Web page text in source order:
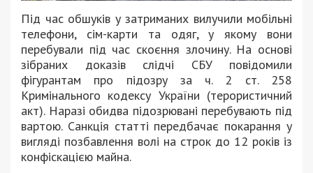
Під час обшуків у затриманих вилучили мобільні
телефони, сім-карти та одяг, у якому вони
перебували під час скоєння злочину. На основі
зібраних доказів слідчі СБУ повідомили
фігурантам про підозру за ч. 2 ст. 258
Кримінального кодексу України (терористичний
акт). Наразі обидва підозрювані перебувають під
вартою. Санкція статті передбачає покарання у
вигляді позбавлення волі на строк до 12 років із
конфіскацією майна.